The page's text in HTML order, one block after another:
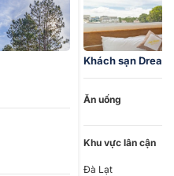
resort cung cấp dịch vụ
Kim Resort
là lựa chọn hàng
quan thành phố Đà Lạt cùng
một loạt các tiện ích hấp dẫn.
19004698để được tư vấn
Khách sạn
Ăn uống
Khu vực lân cận
Đà Lạt